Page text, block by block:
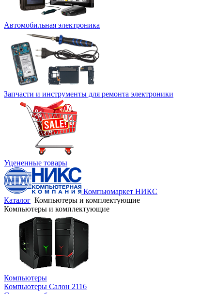
Автомобильная электроника
Запчасти и инструменты для ремонта электроники
Уцененные товары
Компьюмаркет НИКС
Каталог Компьютеры и комплектующие
Компьютеры и комплектующие
Компьютеры
Компьютеры Салон 2116